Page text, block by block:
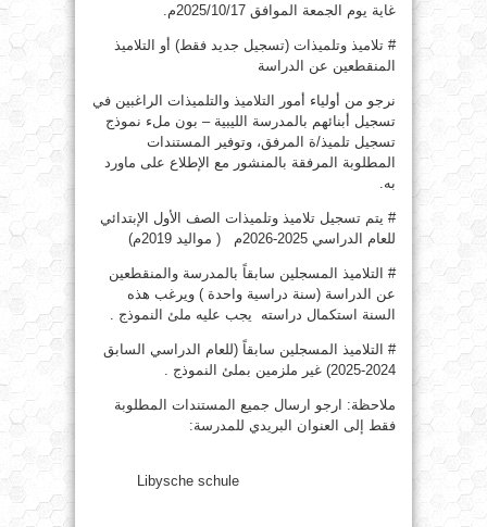
غاية يوم الجمعة الموافق 2025/10/17م.
# تلاميذ وتلميذات (تسجيل جديد فقط) أو التلاميذ
المنقطعين عن الدراسة
نرجو من أولياء أمور التلاميذ والتلميذات الراغبين في
تسجيل أبنائهم بالمدرسة الليبية – بون ملء نموذج
تسجيل تلميذ/ة المرفق، وتوفير المستندات
المطلوبة المرفقة بالمنشور مع الإطلاع على ماورد
به.
# يتم تسجيل تلاميذ وتلميذات الصف الأول الإبتدائي
للعام الدراسي 2025-2026م ( مواليد 2019م)
# التلاميذ المسجلين سابقاً بالمدرسة والمنقطعين
عن الدراسة (سنة دراسية واحدة ) ويرغب هذه
السنة استكمال دراسته يجب عليه ملئ النموذج .
# التلاميذ المسجلين سابقاً (للعام الدراسي السابق
2024-2025) غير ملزمين بملئ النموذج .
ملاحظة: ارجو ارسال جميع المستندات المطلوبة
فقط إلى العنوان البريدي للمدرسة: